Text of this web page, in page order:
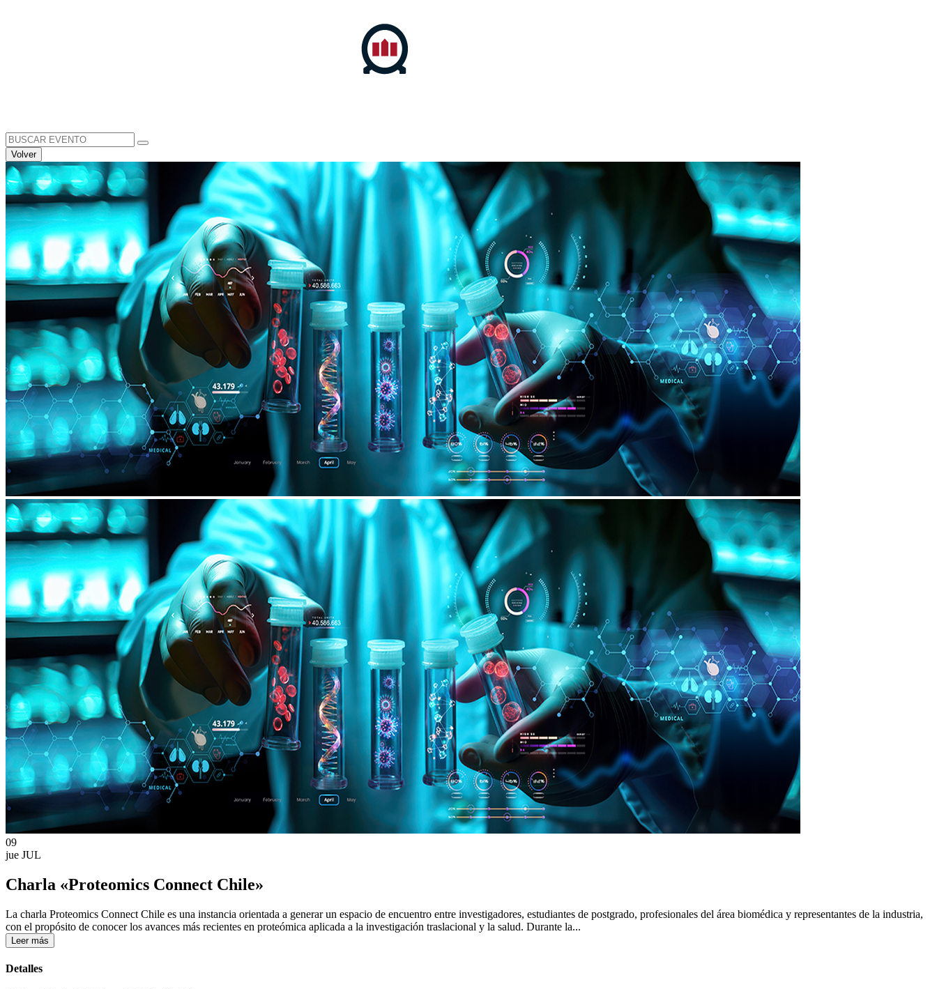
Search
for:
Volver
09
jue JUL
Charla «Proteomics Connect Chile»
La charla Proteomics Connect Chile es una instancia orientada a generar un espacio de encuentro entre investigadores, estudiantes de postgrado, profesionales del área biomédica y representantes de la industria,
con el propósito de conocer los avances más recientes en proteómica aplicada a la investigación traslacional y la salud. Durante la...
Leer más
Detalles